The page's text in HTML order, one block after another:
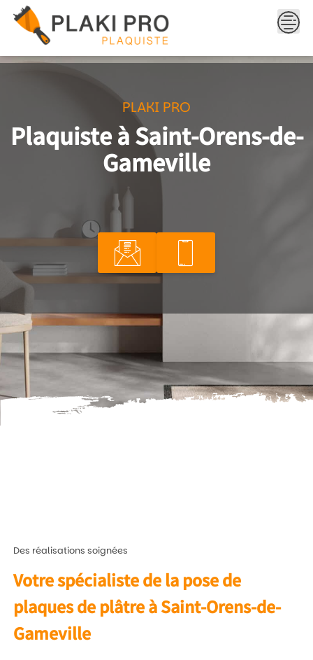
content
PLAKI PRO
Plaquiste à Saint-Orens-de-
Gameville
Des réalisations soignées
Votre spécialiste de la pose de
plaques de plâtre à Saint-Orens-de-
Gameville